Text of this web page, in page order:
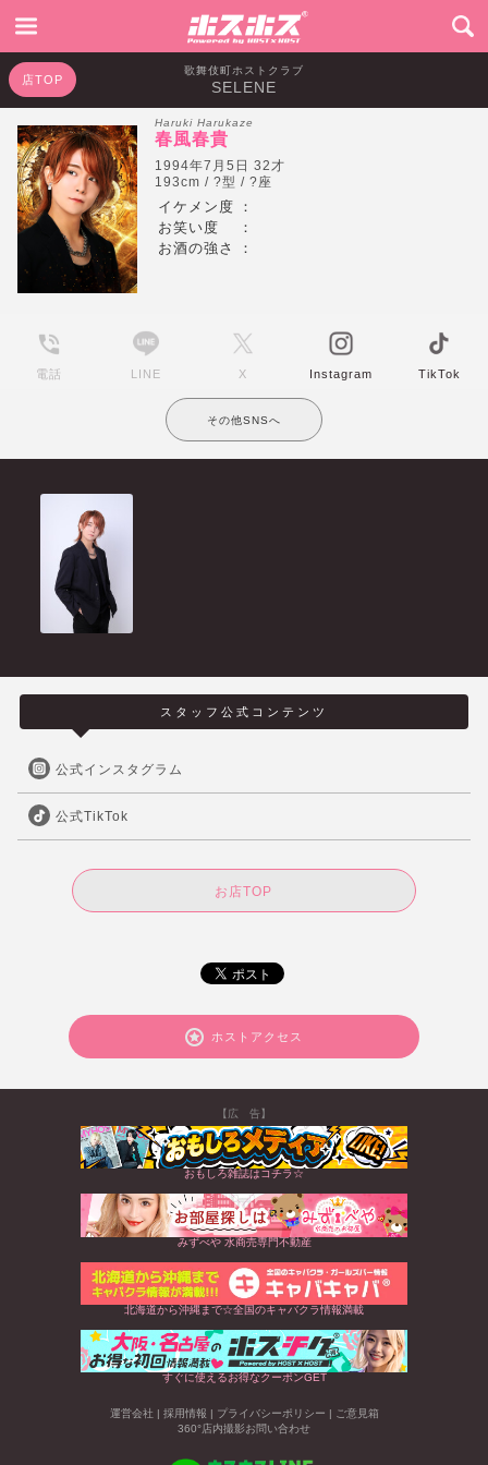
歌舞伎町ホストクラブ
SELENE
店TOP
Haruki Harukaze
春風春貴
1994年7月5日 32才
193cm / ?型 / ?座
イケメン度
：
お笑い度
：
お酒の強さ
：
電話 LINE X Instagram TikTok
その他SNSへ
スタッフ公式コンテンツ
公式インスタグラム
公式TikTok
お店TOP
ホストアクセス
【広 告】
おもしろ雑誌はコチラ☆
みずべや 水商売専門不動産
北海道から沖縄まで☆全国のキャバクラ情報満載
すぐに使えるお得なクーポンGET
運営会社 | 採用情報 | プライバシーポリシー | ご意見箱
360°店内撮影お問い合わせ